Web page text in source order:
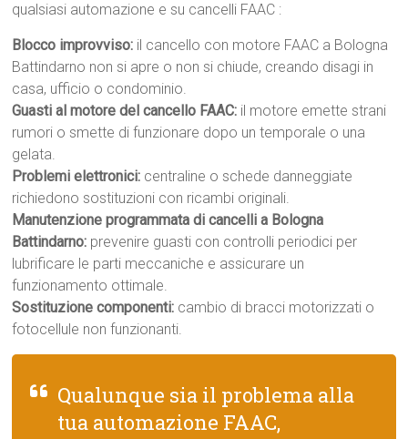
qualsiasi automazione e su cancelli FAAC :
Blocco improvviso: il cancello con motore FAAC a Bologna
Battindarno non si apre o non si chiude, creando disagi in
casa, ufficio o condominio.
Guasti al motore del cancello FAAC: il motore emette strani
rumori o smette di funzionare dopo un temporale o una
gelata.
Problemi elettronici: centraline o schede danneggiate
richiedono sostituzioni con ricambi originali.
Manutenzione programmata di cancelli a Bologna
Battindarno: prevenire guasti con controlli periodici per
lubrificare le parti meccaniche e assicurare un
funzionamento ottimale.
Sostituzione componenti: cambio di bracci motorizzati o
fotocellule non funzionanti.
Qualunque sia il problema alla
tua automazione FAAC,